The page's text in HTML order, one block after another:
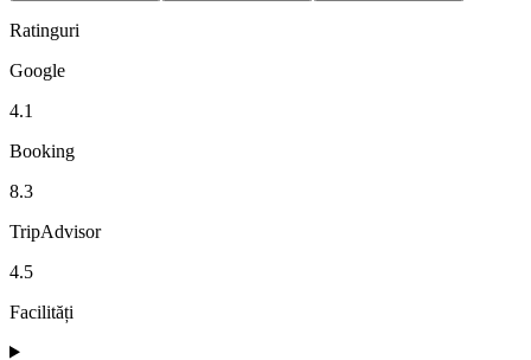
Ratinguri
Google
4.1
Booking
8.3
TripAdvisor
4.5
Facilități